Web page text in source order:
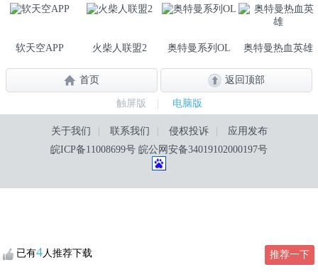
已有4人推荐下载 推荐一下
软天空APP 火柴人联盟2 奥特曼系列OL 奥特曼热血英雄
首页 返回顶部
触屏版 电脑版
关于我们 联系我们 侵权投诉
应用发布
皖ICP备11008699号 皖公网安备34019102000197号